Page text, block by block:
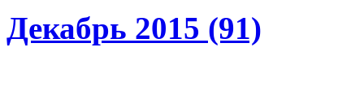
Декабрь 2015 (91)